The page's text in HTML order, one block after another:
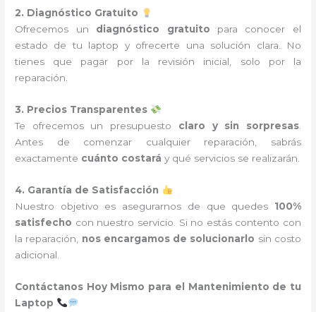
2. Diagnóstico Gratuito
Ofrecemos un diagnóstico gratuito para conocer el
estado de tu laptop y ofrecerte una solución clara. No
tienes que pagar por la revisión inicial, solo por la
reparación.
3. Precios Transparentes
Te ofrecemos un presupuesto claro y sin sorpresas.
Antes de comenzar cualquier reparación, sabrás
exactamente cuánto costará y qué servicios se realizarán.
4. Garantía de Satisfacción
Nuestro objetivo es asegurarnos de que quedes 100%
satisfecho con nuestro servicio. Si no estás contento con
la reparación, nos encargamos de solucionarlo sin costo
adicional.
Contáctanos Hoy Mismo para el Mantenimiento de tu
Laptop